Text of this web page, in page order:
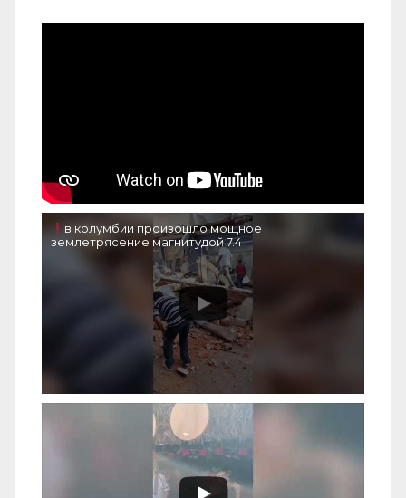
в колумбии произошло мощное
землетрясение магнитудой 7.4